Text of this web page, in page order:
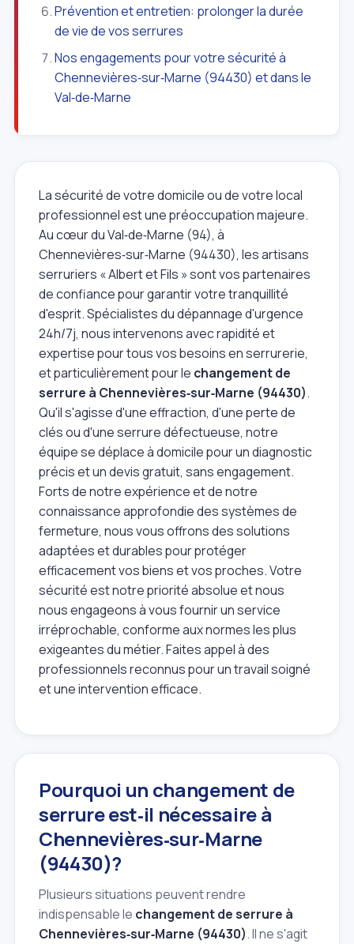
Prévention et entretien: prolonger la durée
de vie de vos serrures
Nos engagements pour votre sécurité à
Chennevières‑sur‑Marne (94430) et dans le
Val‑de‑Marne
La sécurité de votre domicile ou de votre local
professionnel est une préoccupation majeure.
Au cœur du Val‑de‑Marne (94), à
Chennevières‑sur‑Marne (94430), les artisans
serruriers « Albert et Fils » sont vos partenaires
de confiance pour garantir votre tranquillité
d'esprit. Spécialistes du dépannage d'urgence
24h/7j, nous intervenons avec rapidité et
expertise pour tous vos besoins en serrurerie,
et particulièrement pour le changement de
serrure à Chennevières‑sur‑Marne (94430).
Qu'il s'agisse d'une effraction, d'une perte de
clés ou d'une serrure défectueuse, notre
équipe se déplace à domicile pour un diagnostic
précis et un devis gratuit, sans engagement.
Forts de notre expérience et de notre
connaissance approfondie des systèmes de
fermeture, nous vous offrons des solutions
adaptées et durables pour protéger
efficacement vos biens et vos proches. Votre
sécurité est notre priorité absolue et nous
nous engageons à vous fournir un service
irréprochable, conforme aux normes les plus
exigeantes du métier. Faites appel à des
professionnels reconnus pour un travail soigné
et une intervention efficace.
Pourquoi un changement de
serrure est‑il nécessaire à
Chennevières‑sur‑Marne
(94430)?
Plusieurs situations peuvent rendre
indispensable le changement de serrure à
Chennevières‑sur‑Marne (94430). Il ne s'agit